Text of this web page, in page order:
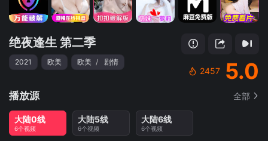
绝夜逢生 第二季
2021 欧美 欧美 / 剧情
2457 5.0
播放源 全部
大陆0线
6个视频
大陆5线
6个视频
大陆6线
6个视频